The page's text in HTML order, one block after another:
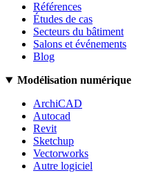
Références
Études de cas
Secteurs du bâtiment
Salons et événements
Blog
Modélisation numérique
ArchiCAD
Autocad
Revit
Sketchup
Vectorworks
Autre logiciel